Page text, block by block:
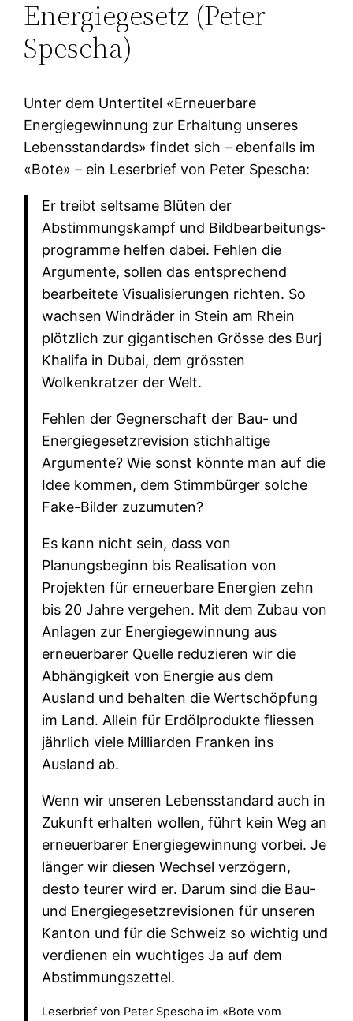
Energiegesetz (Peter
Spescha)
Unter dem Untertitel «Erneuerbare
Energiegewinnung zur Erhaltung unseres
Lebensstandards» findet sich – ebenfalls im
«Bote» – ein Leserbrief von Peter Spescha:
Er treibt seltsame Blüten der
Abstimmungskampf und Bild­bearbeitungs­
programme helfen dabei. Fehlen die
Argumente, sollen das entsprechend
bearbeitete Visualisierungen richten. So
wachsen Windräder in Stein am Rhein
plötzlich zur gigantischen Grösse des Burj
Khalifa in Dubai, dem grössten
Wolkenkratzer der Welt.
Fehlen der Gegnerschaft der Bau- und
Energiegesetzrevision stichhaltige
Argumente? Wie sonst könnte man auf die
Idee kommen, dem Stimmbürger solche
Fake-Bilder zuzumuten?
Es kann nicht sein, dass von
Planungsbeginn bis Realisation von
Projekten für erneuerbare Energien zehn
bis 20 Jahre vergehen. Mit dem Zubau von
Anlagen zur Energiegewinnung aus
erneuerbarer Quelle reduzieren wir die
Abhängigkeit von Energie aus dem
Ausland und behalten die Wertschöpfung
im Land. Allein für Erdölprodukte fliessen
jährlich viele Milliarden Franken ins
Ausland ab.
Wenn wir unseren Lebensstandard auch in
Zukunft erhalten wollen, führt kein Weg an
erneuerbarer Energiegewinnung vorbei. Je
länger wir diesen Wechsel verzögern,
desto teurer wird er. Darum sind die Bau-
und Energiegesetzrevisionen für unseren
Kanton und für die Schweiz so wichtig und
verdienen ein wuchtiges Ja auf dem
Abstimmungszettel.
Leserbrief von Peter Spescha im «Bote vom